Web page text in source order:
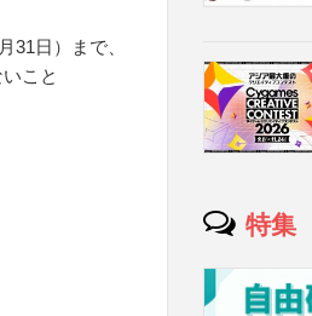
31日）まで、
こと
特集